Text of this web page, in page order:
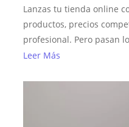
Lanzas tu tienda online
productos, precios
profesional. Pero pasan
Leer Más